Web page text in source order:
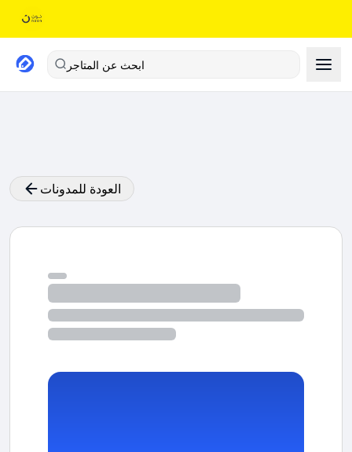
ابحث عن المتاجر
العودة للمدونات